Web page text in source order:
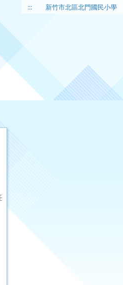
::: 新竹市北區北門國民小學